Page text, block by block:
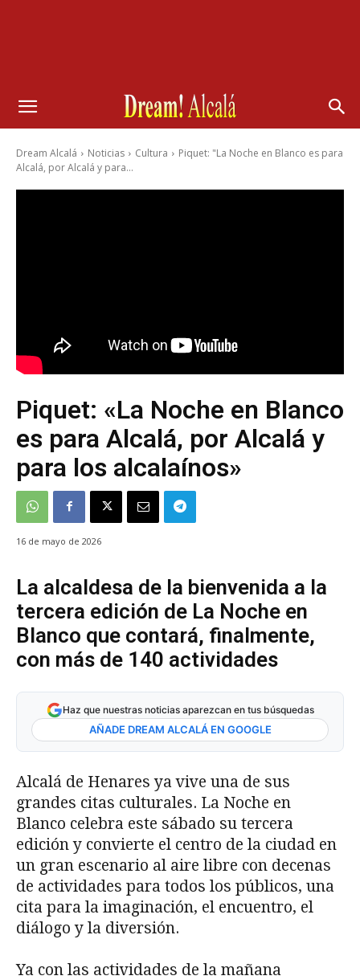
Dream Alcalá Noticias Cultura
Piquet: "La Noche en Blanco es para
Alcalá, por Alcalá y para...
Piquet: «La Noche en Blanco
es para Alcalá, por Alcalá y
para los alcalaínos»
16 de mayo de 2026
La alcaldesa de la bienvenida a la
tercera edición de La Noche en
Blanco que contará, finalmente,
con más de 140 actividades
Haz que nuestras noticias aparezcan en tus búsquedas
AÑADE DREAM ALCALÁ EN GOOGLE
Alcalá de Henares ya vive una de sus
grandes citas culturales. La Noche en
Blanco celebra este sábado su tercera
edición y convierte el centro de la ciudad en
un gran escenario al aire libre con decenas
de actividades para todos los públicos, una
cita para la imaginación, el encuentro, el
diálogo y la diversión.
Ya con las actividades de la mañana